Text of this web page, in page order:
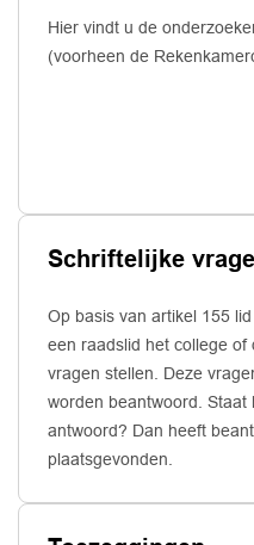
Hier vindt u de
(voorheen de
Schriftelijke
Op basis van artikel 155
een raadslid het college
vragen stellen. Deze vragen
worden beantwoord. Staat
antwoord? Dan heeft
plaatsgevonden.